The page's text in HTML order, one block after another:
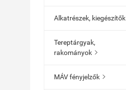
Alkatrészek, kiegészítők
Tereptárgyak,
rakományok 
MÁV fényjelzők 